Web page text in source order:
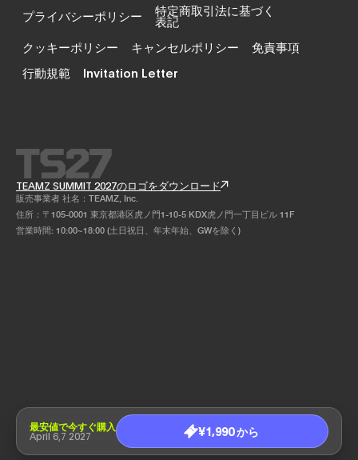
最安値で今すぐ購入
April 6,7 2027
¥1,990 から
プライバシーポリシー 特定商取引法に基づく
表記
クッキーポリシー
キャンセルポリシー
免責事項
行動規範
Invitation Letter
TEAMZ SUMMIT 2027のロゴをダウンロード
販売事業者 社名：TEAMZ, Inc.
住所：〒105-0001 東京都港区虎ノ門1-10-5 KDX虎ノ門一丁目ビル 11F
営業時間: 10:00~18:00 (土日祝日、年末年始、GWを除く)